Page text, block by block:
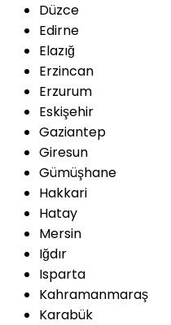
Düzce
Edirne
Elazığ
Erzincan
Erzurum
Eskişehir
Gaziantep
Giresun
Gümüşhane
Hakkari
Hatay
Mersin
Iğdır
Isparta
Kahramanmaraş
Karabük